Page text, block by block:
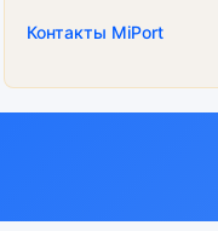
Контакты MiPort